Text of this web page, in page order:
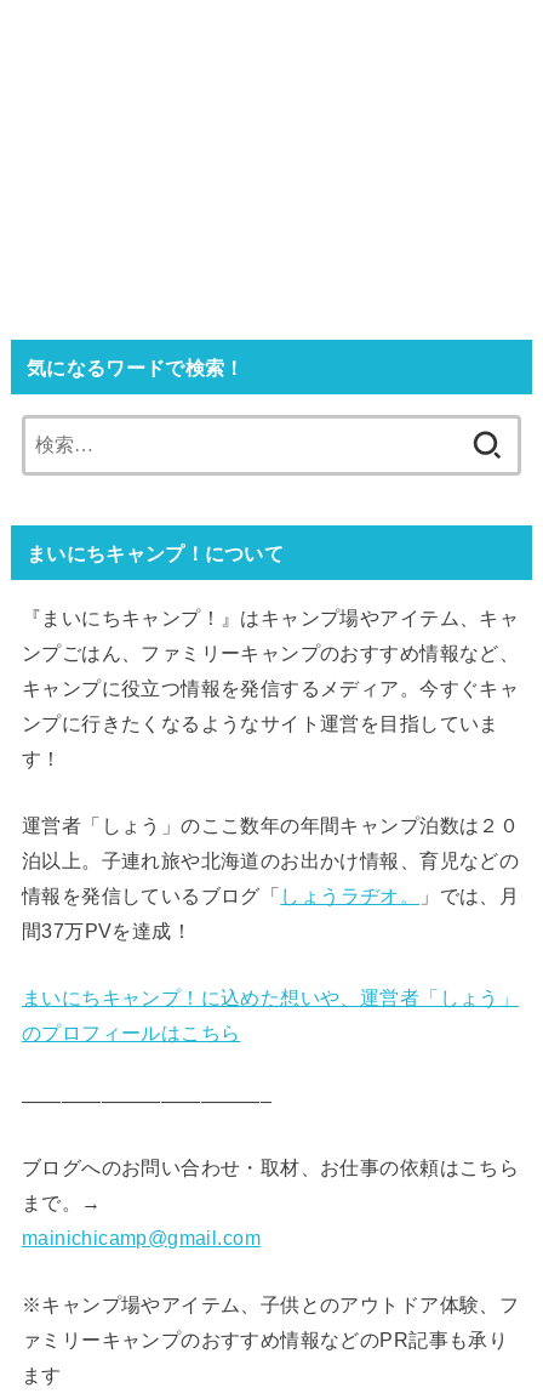
気になるワードで検索！
索:
まいにちキャンプ！について
『まいにちキャンプ！』はキャンプ場やアイテム、キャ
ンプごはん、ファミリーキャンプのおすすめ情報など、
キャンプに役立つ情報を発信するメディア。今すぐキャ
ンプに行きたくなるようなサイト運営を目指していま
す！
運営者「しょう」のここ数年の年間キャンプ泊数は２０
泊以上。子連れ旅や北海道のお出かけ情報、育児などの
情報を発信しているブログ「 しょうラヂオ。
」では、月
間37万PVを達成！
まいにちキャンプ！に込めた想いや、運営者「しょう」
のプロフィールはこちら
————————————–
ブログへのお問い合わせ・取材、お仕事の依頼はこちら
まで。→
mainichicamp@gmail.com
※キャンプ場やアイテム、子供とのアウトドア体験、フ
ァミリーキャンプのおすすめ情報などのPR記事も承り
ます